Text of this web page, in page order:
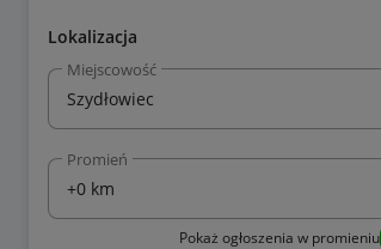
Lokalizacja
Miejscowość
Promień
Pokaż ogłoszenia w promieniu